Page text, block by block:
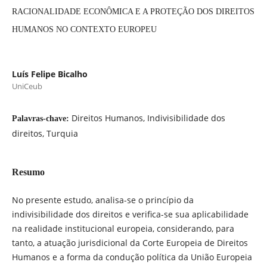
RACIONALIDADE ECONÔMICA E A PROTEÇÃO DOS DIREITOS
HUMANOS NO CONTEXTO EUROPEU
Luís Felipe Bicalho
UniCeub
Palavras-chave: Direitos Humanos, Indivisibilidade dos
direitos, Turquia
Resumo
No presente estudo, analisa-se o princípio da
indivisibilidade dos direitos e verifica-se sua aplicabilidade
na realidade institucional europeia, considerando, para
tanto, a atuação jurisdicional da Corte Europeia de Direitos
Humanos e a forma da condução política da União Europeia